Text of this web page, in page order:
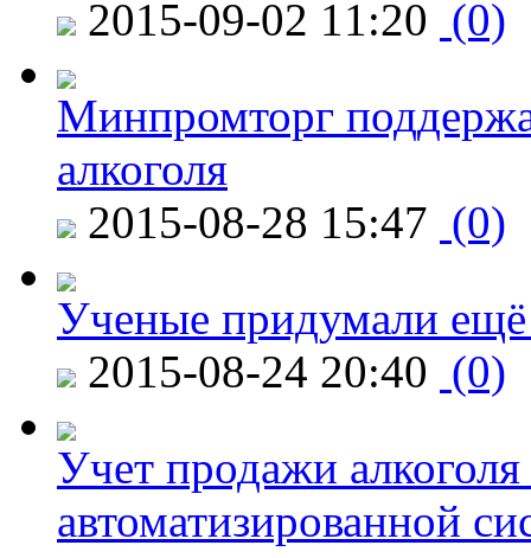
2015-09-02 11:20 (0)
Минпромторг
алкоголя
2015-08-28 15:47 (0)
Ученые придумали ещё
2015-08-24 20:40 (0)
Учет продажи
автоматизированной